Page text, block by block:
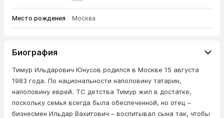
Место рождения Москва
Биография
Тимур Ильдарович Юнусов родился в Москве 15 августа
1983 года. По национальности наполовину татарин,
наполовину еврей. ТС детства Тимур жил в достатке,
поскольку семья всегда была обеспеченной, но отец –
бизнесмен Ильдар Вахитович – воспитывал сына так, чтобы